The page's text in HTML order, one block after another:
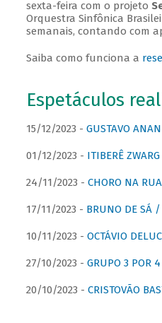
sexta-feira com o projeto
Orquestra Sinfônica
semanais, contando com
Saiba como funciona a
Espetáculos
15/12/2023 - GUSTAVO
01/12/2023 - ITIBERÊ
24/11/2023 - CHORO NA
17/11/2023 - BRUNO DE SÁ
10/11/2023 - OCTÁVIO
27/10/2023 - GRUPO 3 POR 4
20/10/2023 - CRISTOVÃO